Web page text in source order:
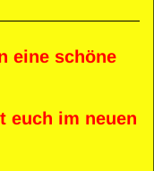
eine schöne
euch im neuen